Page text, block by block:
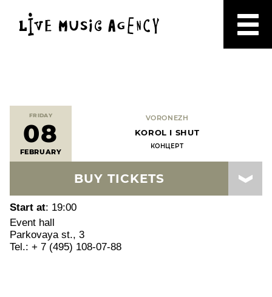
FRIDAY
08
FEBRUARY
VORONEZH
KOROL I SHUT
КОНЦЕРТ
BUY TICKETS
Start at: 19:00
Event hall
Parkovaya st., 3
Tel.: + 7 (495) 108-07-88